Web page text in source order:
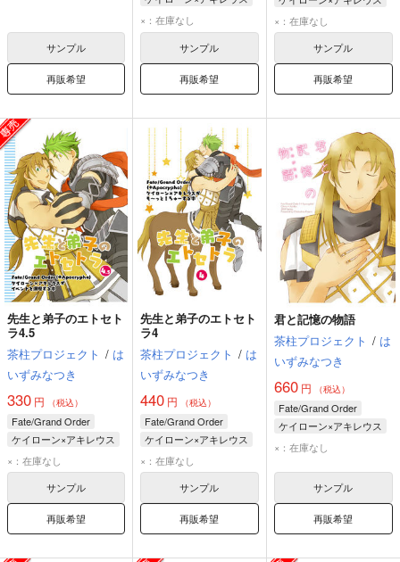
サンプル
再販希望
ケイローン
アキレウス
×：在庫なし
サンプル
再販希望
ケイローン
アキレウス
×：在庫なし
サンプル
再販希望
先生と弟子のエトセト
ラ4.5
茶柱プロジェクト / は
いずみなつき
330 円 （税込）
Fate/Grand Order
ケイローン×アキレウス
ケイローン
アキレウス
×：在庫なし
サンプル
再販希望
先生と弟子のエトセト
ラ4
茶柱プロジェクト / は
いずみなつき
440 円 （税込）
Fate/Grand Order
ケイローン×アキレウス
ケイローン
アキレウス
×：在庫なし
サンプル
再販希望
君と記憶の物語
茶柱プロジェクト / は
いずみなつき
660円 （税込）
Fate/Grand Order
ケイローン×アキレウス
ケイローン
×：在庫なし
サンプル
再販希望